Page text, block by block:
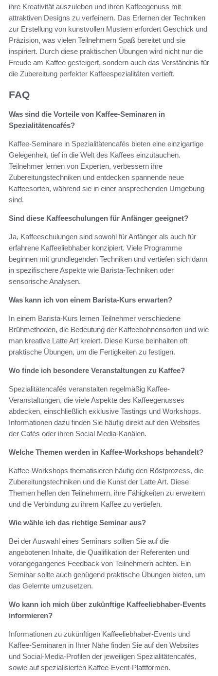
ihre Kreativität auszuleben und ihren Kaffeegenuss mit
attraktiven Designs zu verfeinern. Das Erlernen der Techniken
zur Erstellung von kunstvollen Mustern erfordert Geschick und
Präzision, was vielen Teilnehmern Spaß bereitet und sie
inspiriert. Durch diese praktischen Übungen wird nicht nur die
Freude am Kaffee gesteigert, sondern auch das Verständnis für
die Zubereitung perfekter Kaffeespezialitäten vertieft.
FAQ
Was sind die Vorteile von Kaffee-Seminaren in
Spezialitätencafés?
Kaffee-Seminare in Spezialitätencafés bieten eine einzigartige
Gelegenheit, tief in die Welt des Kaffees einzutauchen.
Teilnehmer lernen von Experten, verbessern ihre
Zubereitungstechniken und entdecken spannende neue
Kaffeesorten, während sie in einer ansprechenden Umgebung
sind.
Sind diese Kaffeeschulungen für Anfänger geeignet?
Ja, Kaffeeschulungen sind sowohl für Anfänger als auch für
erfahrene Kaffeeliebhaber konzipiert. Viele Programme
beginnen mit grundlegenden Techniken und vertiefen sich dann
in spezifischere Aspekte wie Barista-Techniken oder
sensorische Analysen.
Was kann ich von einem Barista-Kurs erwarten?
In einem Barista-Kurs lernen Teilnehmer verschiedene
Brühmethoden, die Bedeutung der Kaffeebohnensorten und wie
man kreative Latte Art kreiert. Diese Kurse beinhalten oft
praktische Übungen, um die Fertigkeiten zu festigen.
Wo finde ich besondere Veranstaltungen zu Kaffee?
Spezialitätencafés veranstalten regelmäßig Kaffee-
Veranstaltungen, die viele Aspekte des Kaffeegenusses
abdecken, einschließlich exklusive Tastings und Workshops.
Informationen dazu finden Sie häufig direkt auf den Websites
der Cafés oder ihren Social Media-Kanälen.
Welche Themen werden in Kaffee-Workshops behandelt?
Kaffee-Workshops thematisieren häufig den Röstprozess, die
Zubereitungstechniken und die Kunst der Latte Art. Diese
Themen helfen den Teilnehmern, ihre Fähigkeiten zu erweitern
und die Verbindung zu ihrem Kaffee zu vertiefen.
Wie wähle ich das richtige Seminar aus?
Bei der Auswahl eines Seminars sollten Sie auf die
angebotenen Inhalte, die Qualifikation der Referenten und
vorangegangenes Feedback von Teilnehmern achten. Ein
Seminar sollte auch genügend praktische Übungen bieten, um
das Gelernte umzusetzen.
Wo kann ich mich über zukünftige Kaffeeliebhaber-Events
informieren?
Informationen zu zukünftigen Kaffeeliebhaber-Events und
Kaffee-Seminaren in Ihrer Nähe finden Sie auf den Websites
und Social-Media-Profilen der jeweiligen Spezialitätencafés,
sowie auf spezialisierten Kaffee-Event-Plattformen.